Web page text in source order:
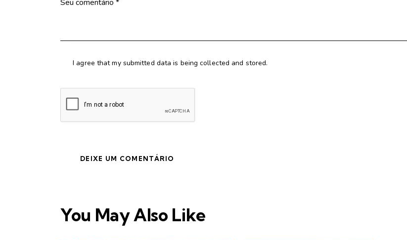
I agree that my submitted data is being collected and stored.
You May Also Like